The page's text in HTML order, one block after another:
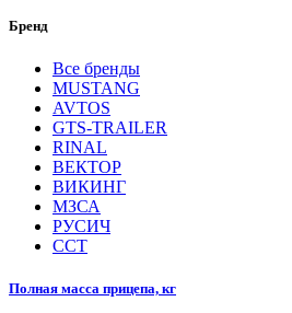
Бренд
Все бренды
MUSTANG
AVTOS
GTS-TRAILER
RINAL
ВЕКТОР
ВИКИНГ
МЗСА
РУСИЧ
ССТ
Полная масса прицепа, кг